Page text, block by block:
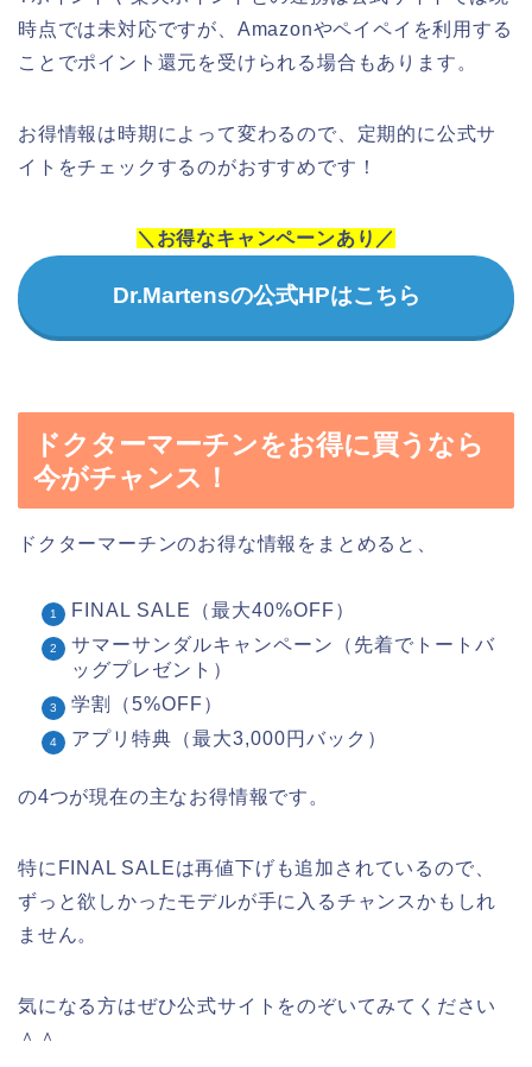
時点では未対応ですが、Amazonやペイペイを利用する
ことでポイント還元を受けられる場合もあります。
お得情報は時期によって変わるので、定期的に公式サ
イトをチェックするのがおすすめです！
＼お得なキャンペーンあり／
Dr.Martensの公式HPはこちら
ドクターマーチンをお得に買うなら
今がチャンス！
ドクターマーチンのお得な情報をまとめると、
FINAL SALE（最大40%OFF）
サマーサンダルキャンペーン（先着でトートバ
ッグプレゼント）
学割（5%OFF）
アプリ特典（最大3,000円バック）
の4つが現在の主なお得情報です。
特にFINAL SALEは再値下げも追加されているので、
ずっと欲しかったモデルが手に入るチャンスかもしれ
ません。
気になる方はぜひ公式サイトをのぞいてみてください
＾＾